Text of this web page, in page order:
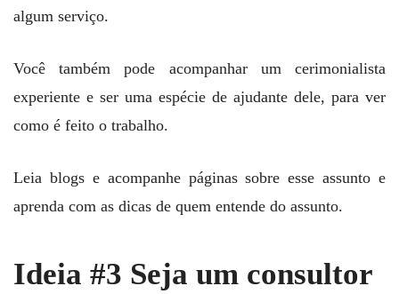
algum serviço.
Você também pode acompanhar um cerimonialista
experiente e ser uma espécie de ajudante dele, para ver
como é feito o trabalho.
Leia blogs e acompanhe páginas sobre esse assunto e
aprenda com as dicas de quem entende do assunto.
Ideia #3 Seja um consultor